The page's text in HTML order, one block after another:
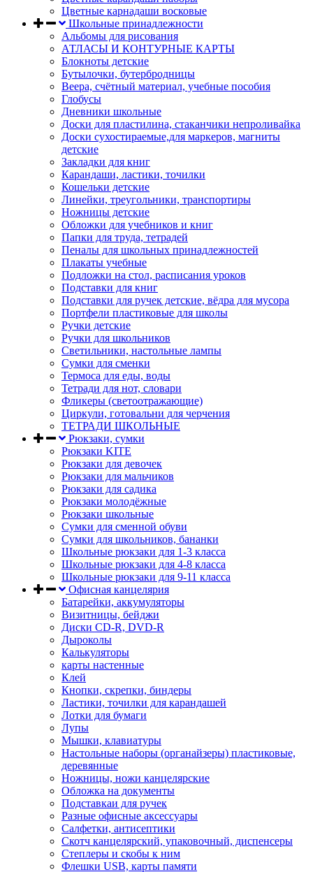
Цветные карнадаши восковые
Школьные принадлежности
Альбомы для рисования
АТЛАСЫ И КОНТУРНЫЕ КАРТЫ
Блокноты детские
Бутылочки, бутербродницы
Веера, счётный материал, учебные пособия
Глобусы
Дневники школьные
Доски для пластилина, стаканчики непроливайка
Доски сухостираемые,для маркеров, магниты
детские
Закладки для книг
Карандаши, ластики, точилки
Кошельки детские
Линейки, треугольники, транспортиры
Ножницы детские
Обложки для учебников и книг
Папки для труда, тетрадей
Пеналы для школьных принадлежностей
Плакаты учебные
Подложки на стол, расписания уроков
Подставки для книг
Подставки для ручек детские, вёдра для мусора
Портфели пластиковые для школы
Ручки детские
Ручки для школьников
Светильники, настольные лампы
Сумки для сменки
Термоса для еды, воды
Тетради для нот, словари
Фликеры (светоотражающие)
Циркули, готовальни для черчения
ТЕТРАДИ ШКОЛЬНЫЕ
Рюкзаки, сумки
Рюкзаки KITE
Рюкзаки для девочек
Рюкзаки для мальчиков
Рюкзаки для садика
Рюкзаки молодёжные
Рюкзаки школьные
Сумки для сменной обуви
Сумки для школьников, бананки
Школьные рюкзаки для 1-3 класса
Школьные рюкзаки для 4-8 класса
Школьные рюкзаки для 9-11 класса
Офисная канцелярия
Батарейки, аккумуляторы
Визитницы, бейджи
Диски CD-R, DVD-R
Дыроколы
Калькуляторы
карты настенные
Клей
Кнопки, скрепки, биндеры
Ластики, точилки для карандашей
Лотки для бумаги
Лупы
Мышки, клавиатуры
Настольные наборы (органайзеры) пластиковые,
деревянные
Ножницы, ножи канцелярские
Обложка на документы
Подставкаи для ручек
Разные офисные аксессуары
Салфетки, антисептики
Скотч канцелярский, упаковочный, диспенсеры
Степлеры и скобы к ним
Флешки USB, карты памяти